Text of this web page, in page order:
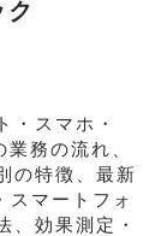
・スマホ・
務の流れ、
の特徴、最新
スマートフォ
、効果測定・